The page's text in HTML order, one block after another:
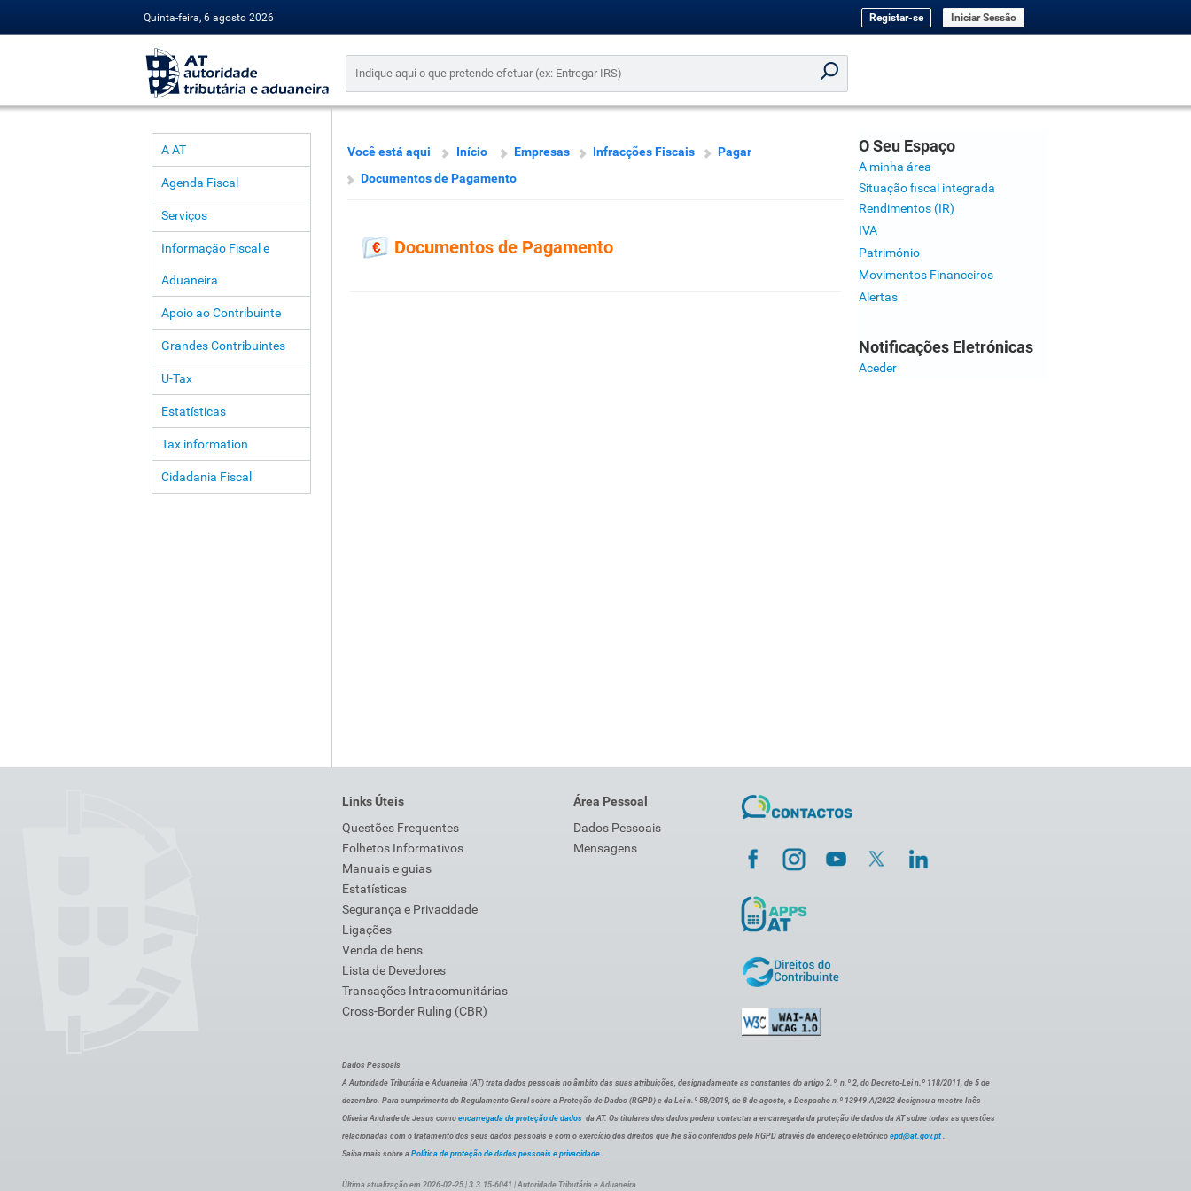
Quinta-feira, 6 agosto 2026 Registar-se Iniciar Sessão
A AT
Agenda Fiscal
Serviços
Informação Fiscal e
Aduaneira
Apoio ao Contribuinte
Grandes Contribuintes
U-Tax
Estatísticas
Tax information
Cidadania Fiscal
Você está aqui Início Empresas Infracções Fiscais
Pagar
Documentos de Pagamento
Documentos de Pagamento
O Seu Espaço
A minha área
Situação fiscal integrada
Rendimentos (IR)
IVA
Património
Movimentos Financeiros
Alertas
Notificações Eletrónicas
Aceder
Links Úteis
Questões Frequentes
Folhetos Informativos
Manuais e guias
Estatísticas
Segurança e Privacidade
Ligações
Venda de bens
Lista de Devedores
Transações Intracomunitárias
Cross-Border Ruling (CBR)
Área Pessoal
Dados Pessoais
Mensagens
Dados Pessoais
A Autoridade Tributária e Aduaneira (AT) trata dados pessoais no âmbito das suas atribuições, designadamente as constantes do artigo 2.º, n.º 2, do Decreto-Lei n.º 118/2011, de 5 de
dezembro. Para cumprimento do Regulamento Geral sobre a Proteção de Dados (RGPD) e da Lei n.º 58/2019, de 8 de agosto, o Despacho n.º 13949-A/2022 designou a mestre Inês
Oliveira Andrade de Jesus como encarregada da proteção de dados da AT. Os titulares dos dados podem contactar a encarregada da proteção de dados da AT sobre todas as questões
relacionadas com o tratamento dos seus dados pessoais e com o exercício dos direitos que lhe são conferidos pelo RGPD através do endereço eletrónico epd@at.gov.pt .
Saiba mais sobre a Política de proteção de dados pessoais e privacidade .
Última atualização em 2026-02-25 | 3.3.15-6041 | Autoridade Tributária e Aduaneira